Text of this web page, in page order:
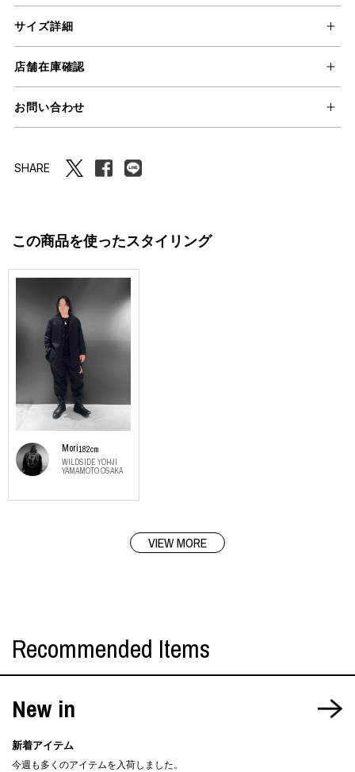
サイズ詳細
店舗在庫確認
お問い合わせ
SHARE
この商品を使ったスタイリング
Mori182cm
WILDSIDE YOHJI
YAMAMOTO OSAKA
VIEW MORE
Recommended Items
New in
新着アイテム
今週も多くのアイテムを入荷しました。